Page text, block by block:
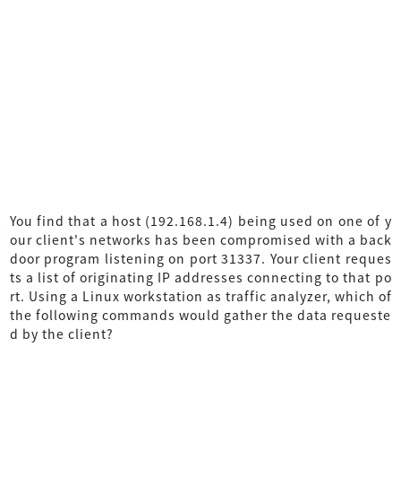
You find that a host (192.168.1.4) being used on one of y
our client's networks has been compromised with a back
door program listening on port 31337. Your client reques
ts a list of originating IP addresses connecting to that po
rt. Using a Linux workstation as traffic analyzer, which of
the following commands would gather the data requeste
d by the client?